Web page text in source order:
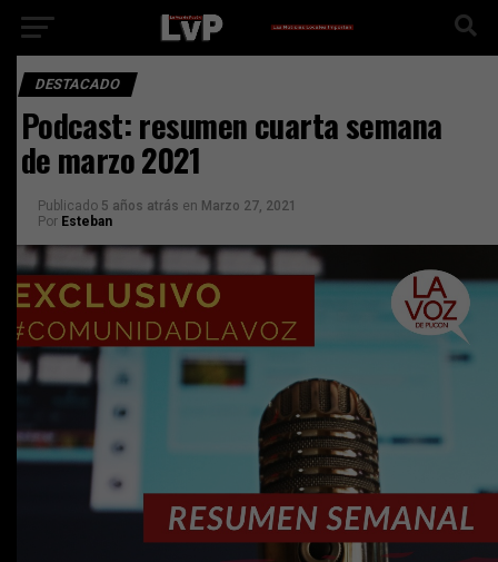
DESTACADO
Podcast: resumen cuarta semana
de marzo 2021
Publicado 5 años atrás en Marzo 27, 2021
Por Esteban